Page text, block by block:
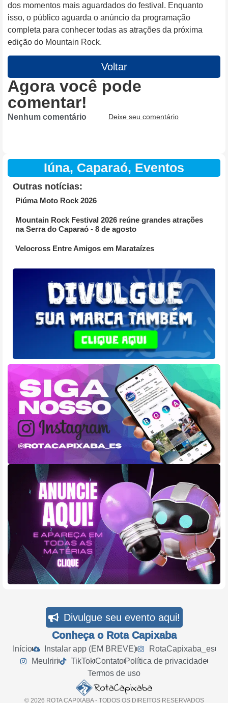
dos momentos mais aguardados do festival. Enquanto
isso, o público aguarda o anúncio da programação
completa para conhecer todas as atrações da próxima
edição do Mountain Rock.
Voltar
Agora você pode
comentar!
Nenhum comentário Deixe seu comentário
Iúna, Caparaó, Eventos
Outras notícias:
Piúma Moto Rock 2026
Mountain Rock Festival 2026 reúne grandes atrações
na Serra do Caparaó - 8 de agosto
Velocross Entre Amigos em Marataízes
Divulgue seu evento aqui!
Conheça o Rota Capixaba
Início Instalar app (EM BREVE)
RotaCapixaba_es
MeuIriri
TikTokContato Política de privacidade
Termos de uso
© 2026 ROTA CAPIXABA - TODOS OS DIREITOS RESERVADOS